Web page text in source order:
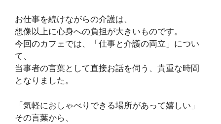
お仕事を続けながらの介護は、
想像以上に心身への負担が大きいものです。
今回のカフェでは、「仕事と介護の両立」につい
て、
当事者の言葉として直接お話を伺う、貴重な時間
となりました。
「気軽におしゃべりできる場所があって嬉しい」
その言葉から、